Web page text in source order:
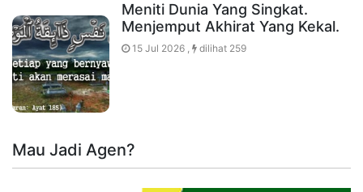
Meniti Dunia Yang Singkat.
Menjemput Akhirat Yang Kekal.
15 Jul 2026 , dilihat 259
Mau Jadi Agen?